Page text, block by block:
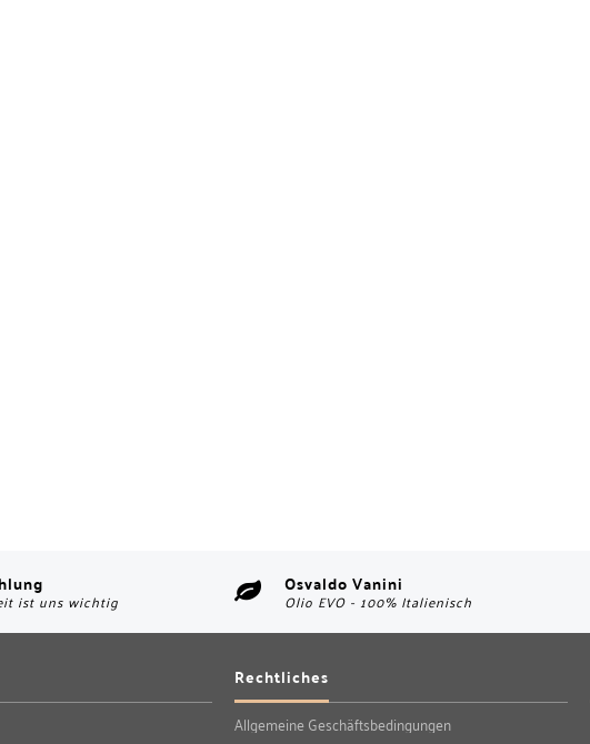
ist uns wichtig
Osvaldo Vanini
Olio EVO - 100% Italienisch
Rechtliches
Allgemeine Geschäftsbedingungen